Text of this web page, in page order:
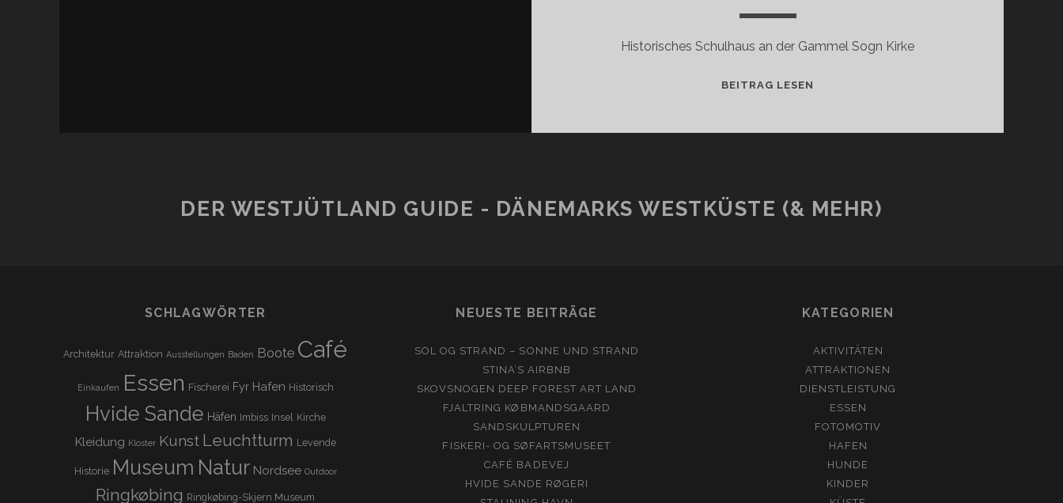
Historisches Schulhaus an der Gammel Sogn Kirke
BEITRAG LESEN
DER WESTJÜTLAND GUIDE - DÄNEMARKS WESTKÜSTE (& MEHR)
SCHLAGWÖRTER
Architektur Attraktion Ausstellungen Baden Boote Café
Einkaufen Essen Fischerei Fyr Hafen Historisch
Hvide Sande Häfen Imbiss Insel Kirche
Kleidung Kloster Kunst Leuchtturm Levende
Historie Museum Natur Nordsee Outdoor
Ringkøbing Ringkøbing-Skjern Museum
NEUESTE BEITRÄGE
SOL OG STRAND – SONNE UND STRAND
STINA’S AIRBNB
SKOVSNOGEN DEEP FOREST ART LAND
FJALTRING KØBMANDSGAARD
SANDSKULPTUREN
FISKERI- OG SØFARTSMUSEET
CAFÉ BADEVEJ
HVIDE SANDE RØGERI
KATEGORIEN
AKTIVITÄTEN
ATTRAKTIONEN
DIENSTLEISTUNG
ESSEN
FOTOMOTIV
HAFEN
HUNDE
KINDER